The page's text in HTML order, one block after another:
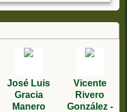
o
m
io
José Luis
Gracia
Manero
Vicente
Rivero
González -